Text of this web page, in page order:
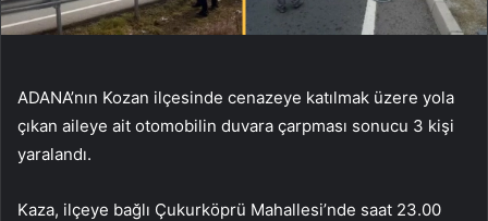
ADANA’nın Kozan ilçesinde cenazeye katılmak üzere yola
çıkan aileye ait otomobilin duvara çarpması sonucu 3 kişi
yaralandı.
Kaza, ilçeye bağlı Çukurköprü Mahallesi’nde saat 23.00